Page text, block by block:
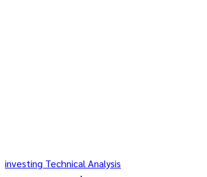
investing Technical Analysis